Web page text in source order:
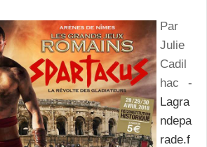
Par
Julie
Cadil
hac -
Lagra
ndepa
rade.f